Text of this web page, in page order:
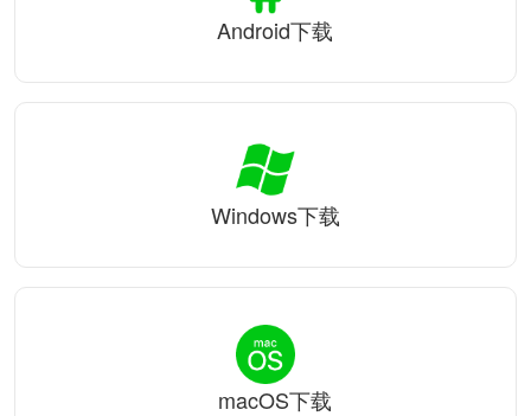
Android下载
Windows下载
macOS下载